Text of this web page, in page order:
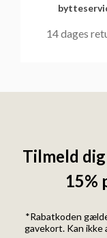
14 dages
Tilmeld
15%
*Rabatkoden
gavekort. Kan ikke